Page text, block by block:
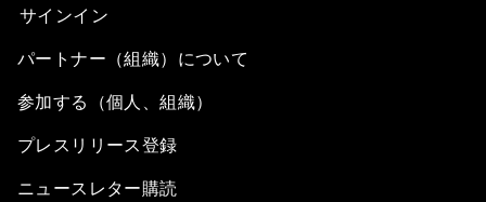
サインイン
パートナー（組織）について
参加する（個人、組織）
プレスリリース登録
ニュースレター購読